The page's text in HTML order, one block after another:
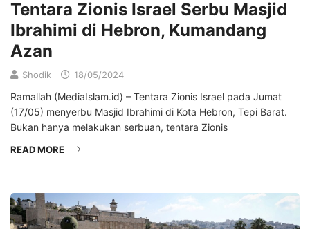
Tentara Zionis Israel Serbu Masjid
Ibrahimi di Hebron, Kumandang
Azan
Shodik 18/05/2024
Ramallah (MediaIslam.id) – Tentara Zionis Israel pada Jumat
(17/05) menyerbu Masjid Ibrahimi di Kota Hebron, Tepi Barat.
Bukan hanya melakukan serbuan, tentara Zionis
READ MORE